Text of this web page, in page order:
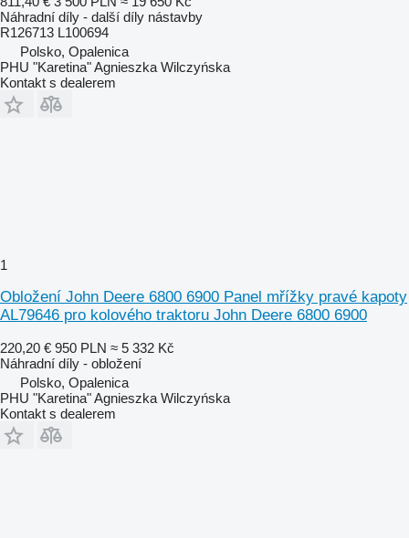
Náhradní díly - další díly nástavby
R126713 L100694
Polsko, Opalenica
PHU "Karetina" Agnieszka Wilczyńska
Kontakt s dealerem
1
Obložení John Deere 6800 6900 Panel mřížky pravé kapoty
AL79646 pro kolového traktoru John Deere 6800 6900
220,20 € 950 PLN ≈ 5 332 Kč
Náhradní díly - obložení
Polsko, Opalenica
PHU "Karetina" Agnieszka Wilczyńska
Kontakt s dealerem